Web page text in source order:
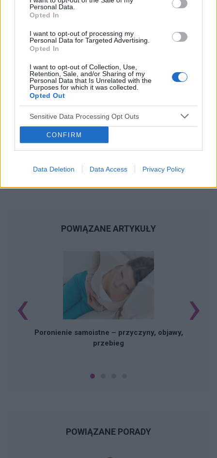
Personal Data.
Opted In
I want to opt-out of processing my
Personal Data for Targeted Advertising.
Opted In
I want to opt-out of Collection, Use,
Retention, Sale, and/or Sharing of my
Personal Data that Is Unrelated with the
Purposes for which it was collected.
Opted Out
Sensitive Data Processing Opt Outs
CONFIRM
Data Deletion Data Access Privacy Policy
ropień gruczołu bartholina
Reklama:
POWIĄZANE ARTYKUŁY
Poronienie samoistne – przyczyny, objawy,
przebieg
‹ ›
POWIĄZANE PORADY